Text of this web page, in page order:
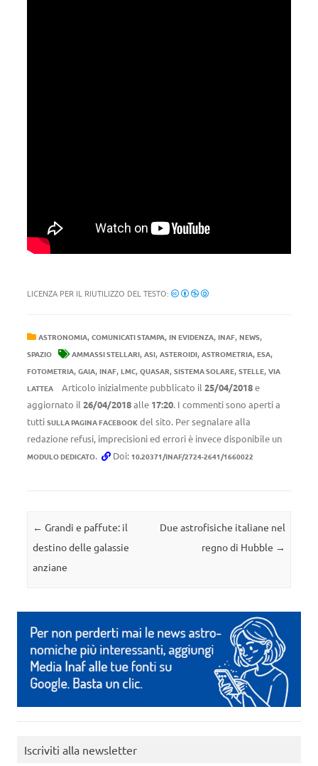
LICENZA PER IL RIUTILIZZO DEL TESTO:
ASTRONOMIA, COMUNICATI STAMPA, IN EVIDENZA, INAF, NEWS,
SPAZIO AMMASSI STELLARI, ASI, ASTEROIDI, ASTROMETRIA, ESA,
FOTOMETRIA, GAIA, INAF, LMC, QUASAR, SISTEMA SOLARE, STELLE, VIA
LATTEA
Articolo inizialmente pubblicato il 25/04/2018e
aggiornato il 26/04/2018alle 17:20. I commenti sono aperti a
tutti SULLA PAGINA FACEBOOK del sito. Per segnalare alla
redazione refusi, imprecisioni ed errori è invece disponibile un
MODULO DEDICATO. Doi: 10.20371/INAF/2724-2641/1660022
Navigazione articolo
← Grandi e paffute: il
destino delle galassie
anziane
Due astrofisiche italiane nel
regno di Hubble →
Iscriviti alla newsletter